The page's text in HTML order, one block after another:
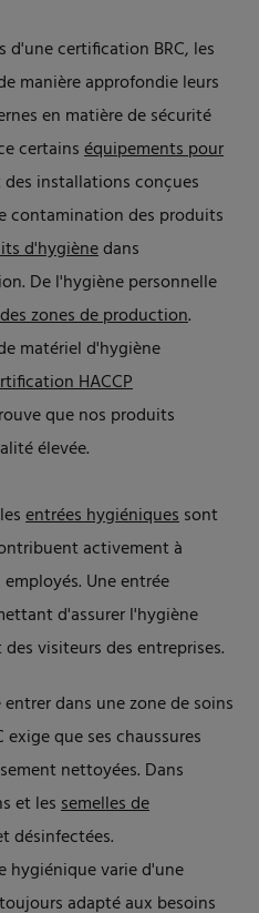
d'une certification BRC, les
manière approfondie leurs
en matière de sécurité
certainséquipements pour
installations conçues
contamination des produits
d'hygiènedans
De l'hygiène personnelle
zones de production.
matériel d'hygiène
HACCP
que nos produits
élevée.
entrées hygiéniquessont
activement à
Une entrée
d'assurer l'hygiène
visiteurs des entreprises.
dans une zone de soins
que ses chaussures
nettoyées. Dans
et lessemelles de
désinfectées.
hygiénique varie d'une
adapté aux besoins